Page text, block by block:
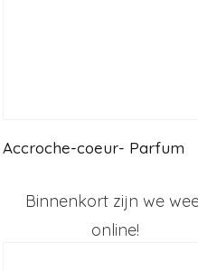
Accroche-coeur- Parfum
Binnenkort zijn we
online!